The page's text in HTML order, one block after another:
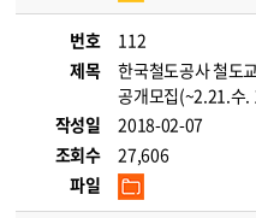
번호
112
제목
한국철도공사 철도
공개모집(~2.21.수.
작성일
2018-02-07
조회수
27,606
파일